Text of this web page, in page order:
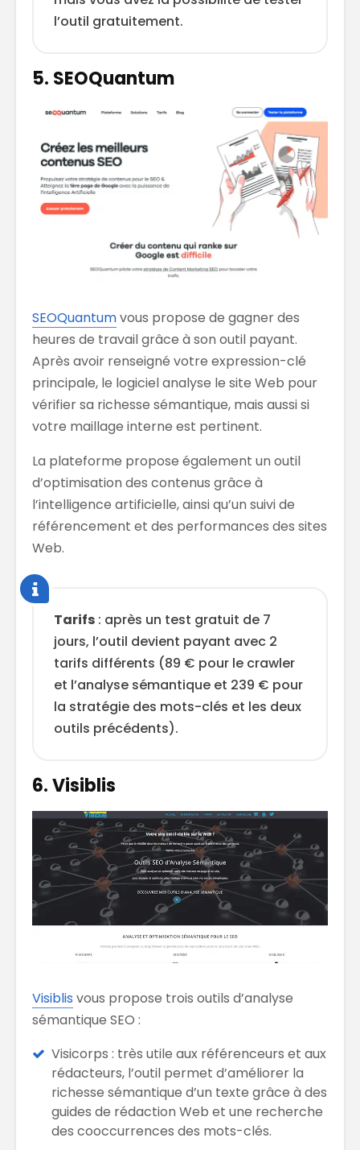
l’outil gratuitement.
5. SEOQuantum
SEOQuantumvous propose de gagner des
heures de travail grâce à son outil payant.
Après avoir renseigné votre expression-clé
principale, le logiciel analyse le site Web pour
vérifier sa richesse sémantique, mais aussi si
votre maillage interne est pertinent.
La plateforme propose également un outil
d’optimisation des contenus grâce à
l’intelligence artificielle, ainsi qu’un suivi de
référencement et des performances des sites
Web.
Tarifs : après un test gratuit de 7
jours, l’outil devient payant avec 2
tarifs différents (89 € pour le crawler
et l’analyse sémantique et 239 € pour
la stratégie des mots-clés et les deux
outils précédents).
6. Visiblis
Visiblis vous propose trois outils d’analyse
sémantique SEO :
Visicorps : très utile aux référenceurs et aux
rédacteurs, l’outil permet d’améliorer la
richesse sémantique d’un texte grâce à des
guides de rédaction Web et une recherche
des cooccurrences des mots-clés.